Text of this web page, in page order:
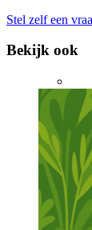
Stel zelf een
Bekijk ook